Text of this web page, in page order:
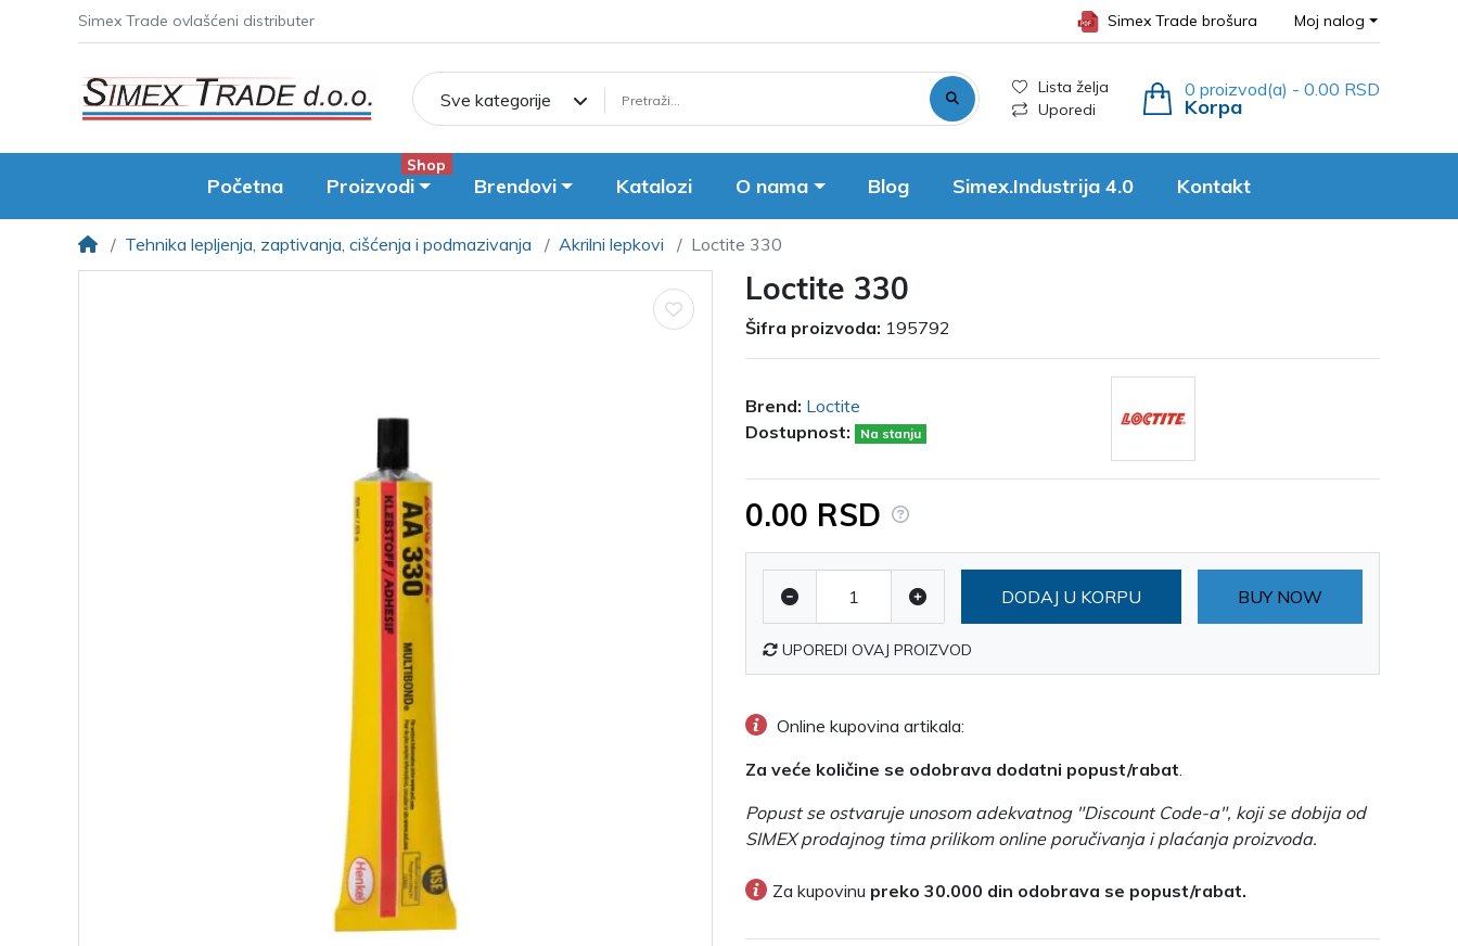
Simex Trade ovlašćeni distributer Simex Trade brošura Moj nalog
Sve kategorije
Lista želja
Uporedi
Korpa
0 proizvod(a) - 0.00 RSD
Početna Proizvodi
Shop
Brendovi Katalozi O nama Blog Simex.Industrija 4.0 Kontakt
Tehnika lepljenja, zaptivanja, cišćenja i podmazivanja Akrilni lepkovi Loctite 330
Loctite 330
Šifra proizvoda: 195792
Brend: Loctite
Dostupnost:
Na stanju
0.00 RSD
DODAJ U KORPU BUY NOW
UPOREDI OVAJ PROIZVOD
Online kupovina artikala:
Za veće količine se odobrava dodatni popust/rabat
Popust se ostvaruje unosom adekvatnog "Discount Code-a", koji se dobija od
SIMEX prodajnog tima prilikom online poručivanja i plaćanja proizvoda.
Za kupovinu preko 30.000 din odobrava se popust/rabat.